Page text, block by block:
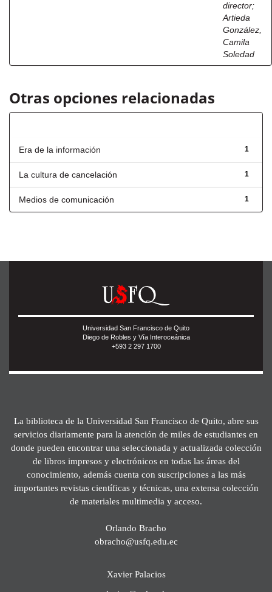
director;
Artieda
González,
Camila
Soledad
Otras opciones relacionadas
1
Era de la información
1
La cultura de cancelación
1
Medios de comunicación
Universidad San Francisco de Quito
Diego de Robles y Vía Interoceánica
+593 2 297 1700
La biblioteca de la Universidad San Francisco de Quito, abre sus
servicios diariamente para la atención de miles de estudiantes en
donde pueden encontrar una seleccionada y actualizada colección
de libros impresos y electrónicos en todas las áreas del
conocimiento, además cuenta con suscripciones a las más
importantes revistas científicas y técnicas, una extensa colección
de materiales multimedia y acceso.
Orlando Bracho
obracho@usfq.edu.ec
Xavier Palacios